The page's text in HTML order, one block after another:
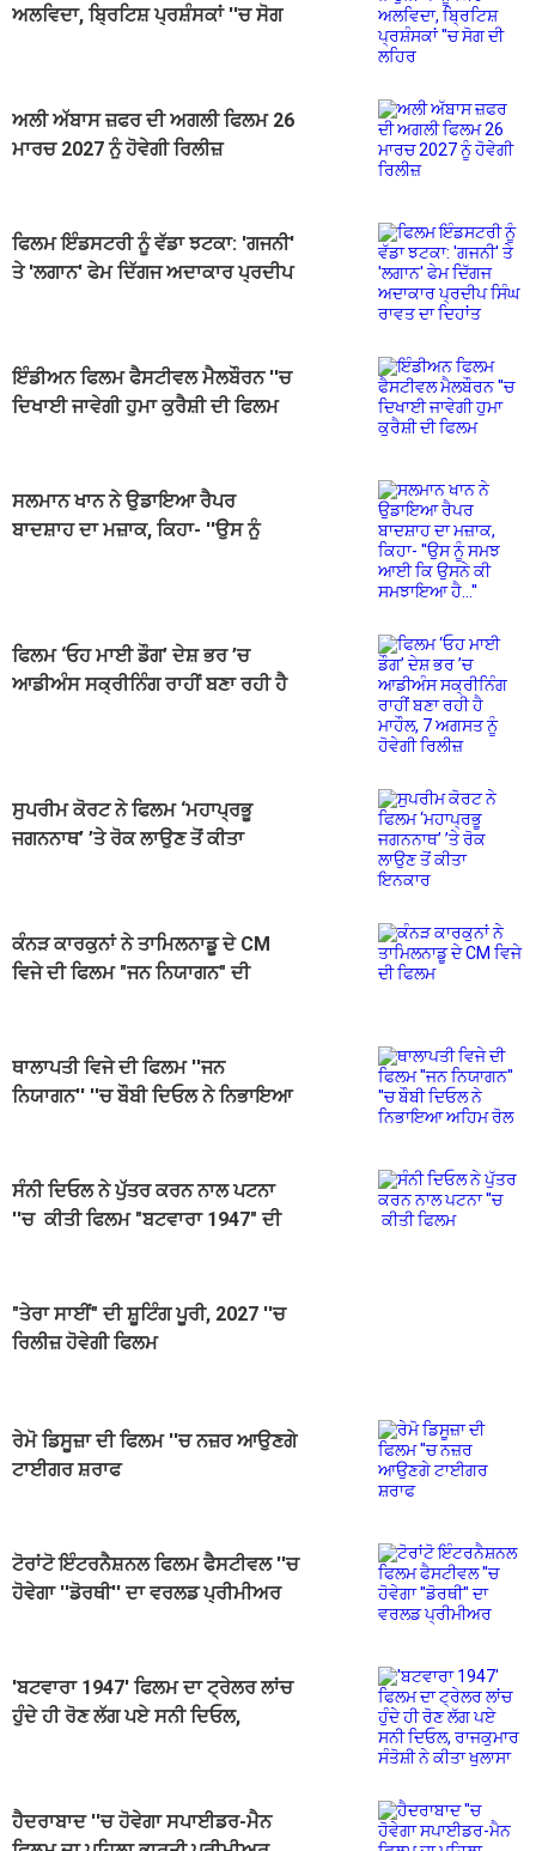
ਅਲਵਿਦਾ, ਬ੍ਰਿਟਿਸ਼ ਪ੍ਰਸ਼ੰਸਕਾਂ ''ਚ ਸੋਗ
ਅਲੀ ਅੱਬਾਸ ਜ਼ਫਰ ਦੀ ਅਗਲੀ ਫਿਲਮ 26
ਮਾਰਚ 2027 ਨੂੰ ਹੋਵੇਗੀ ਰਿਲੀਜ਼
ਫਿਲਮ ਇੰਡਸਟਰੀ ਨੂੰ ਵੱਡਾ ਝਟਕਾ: 'ਗਜਨੀ'
ਤੇ 'ਲਗਾਨ' ਫੇਮ ਦਿੱਗਜ ਅਦਾਕਾਰ ਪ੍ਰਦੀਪ
ਇੰਡੀਅਨ ਫਿਲਮ ਫੈਸਟੀਵਲ ਮੈਲਬੌਰਨ ''ਚ
ਦਿਖਾਈ ਜਾਵੇਗੀ ਹੁਮਾ ਕੁਰੈਸ਼ੀ ਦੀ ਫਿਲਮ
ਸਲਮਾਨ ਖਾਨ ਨੇ ਉਡਾਇਆ ਰੈਪਰ
ਬਾਦਸ਼ਾਹ ਦਾ ਮਜ਼ਾਕ, ਕਿਹਾ- ''ਉਸ ਨੂੰ
ਫਿਲਮ ‘ਓਹ ਮਾਈ ਡੌਗ’ ਦੇਸ਼ ਭਰ ’ਚ
ਆਡੀਅੰਸ ਸਕ੍ਰੀਨਿੰਗ ਰਾਹੀਂ ਬਣਾ ਰਹੀ ਹੈ
ਸੁਪਰੀਮ ਕੋਰਟ ਨੇ ਫਿਲਮ ‘ਮਹਾਪ੍ਰਭੂ
ਜਗਨਨਾਥ’ ’ਤੇ ਰੋਕ ਲਾਉਣ ਤੋਂ ਕੀਤਾ
ਕੰਨੜ ਕਾਰਕੁਨਾਂ ਨੇ ਤਾਮਿਲਨਾਡੂ ਦੇ CM
ਵਿਜੇ ਦੀ ਫਿਲਮ "ਜਨ ਨਿਯਾਗਨ" ਦੀ
ਥਾਲਾਪਤੀ ਵਿਜੇ ਦੀ ਫਿਲਮ ''ਜਨ
ਨਿਯਾਗਨ'' ''ਚ ਬੌਬੀ ਦਿਓਲ ਨੇ ਨਿਭਾਇਆ
ਸੰਨੀ ਦਿਓਲ ਨੇ ਪੁੱਤਰ ਕਰਨ ਨਾਲ ਪਟਨਾ
''ਚ ਕੀਤੀ ਫਿਲਮ "ਬਟਵਾਰਾ 1947" ਦੀ
"ਤੇਰਾ ਸਾਈਂ" ਦੀ ਸ਼ੂਟਿੰਗ ਪੂਰੀ, 2027 ''ਚ
ਰਿਲੀਜ਼ ਹੋਵੇਗੀ ਫਿਲਮ
ਰੇਮੋ ਡਿਸੂਜ਼ਾ ਦੀ ਫਿਲਮ ''ਚ ਨਜ਼ਰ ਆਉਣਗੇ
ਟਾਈਗਰ ਸ਼ਰਾਫ
ਟੋਰਾਂਟੋ ਇੰਟਰਨੈਸ਼ਨਲ ਫਿਲਮ ਫੈਸਟੀਵਲ ''ਚ
ਹੋਵੇਗਾ ''ਡੋਰਥੀ'' ਦਾ ਵਰਲਡ ਪ੍ਰੀਮੀਅਰ
'ਬਟਵਾਰਾ 1947' ਫਿਲਮ ਦਾ ਟ੍ਰੇਲਰ ਲਾਂਚ
ਹੁੰਦੇ ਹੀ ਰੋਣ ਲੱਗ ਪਏ ਸਨੀ ਦਿਓਲ,
ਹੈਦਰਾਬਾਦ ''ਚ ਹੋਵੇਗਾ ਸਪਾਈਡਰ-ਮੈਨ